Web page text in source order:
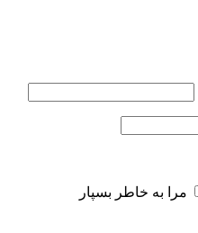
مرا به خاطر بسپار